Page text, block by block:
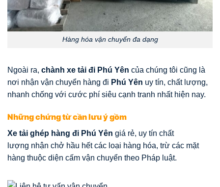
Hàng hóa vận chuyển đa dạng
Ngoài ra, chành xe tải đi Phú Yên của chúng tôi cũng là
nơi nhận vận chuyển hàng đi Phú Yên uy tín, chất lượng,
nhanh chống với cước phí siêu cạnh tranh nhất hiện nay.
Những chứng từ cần lưu ý gồm
Xe tải ghép hàng đi Phú Yên giá rẻ, uy tín chất
lượng nhận chở hầu hết các loại hàng hóa, trừ các mặt
hàng thuộc diện cấm vận chuyển theo Pháp luật.